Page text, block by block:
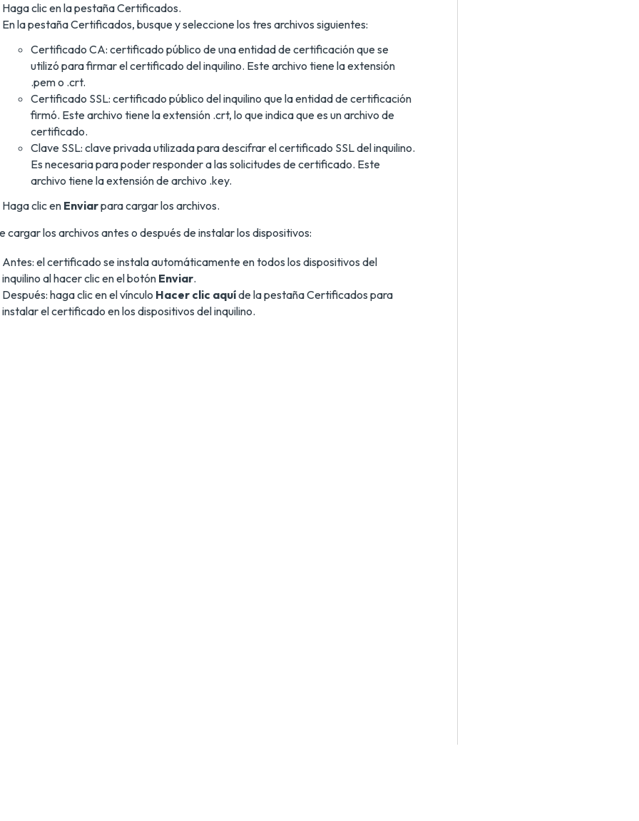
Haga clic en la pestaña Certificados.
En la pestaña Certificados, busque y seleccione los tres archivos siguientes:
Certificado CA: certificado público de una entidad de certificación que se
utilizó para firmar el certificado del inquilino. Este archivo tiene la extensión
.pem o .crt.
Certificado SSL: certificado público del inquilino que la entidad de certificación
firmó. Este archivo tiene la extensión .crt, lo que indica que es un archivo de
certificado.
Clave SSL: clave privada utilizada para descifrar el certificado SSL del inquilino.
Es necesaria para poder responder a las solicitudes de certificado. Este
archivo tiene la extensión de archivo .key.
Haga clic en Enviarpara cargar los archivos.
cargar los archivos antes o después de instalar los dispositivos:
Antes: el certificado se instala automáticamente en todos los dispositivos del
inquilino al hacer clic en el botón Enviar.
Después: haga clic en el vínculo Hacer clic aquíde la pestaña Certificados para
instalar el certificado en los dispositivos del inquilino.